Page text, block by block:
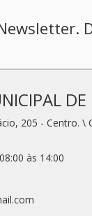
205 - Centro. \
às 14:00